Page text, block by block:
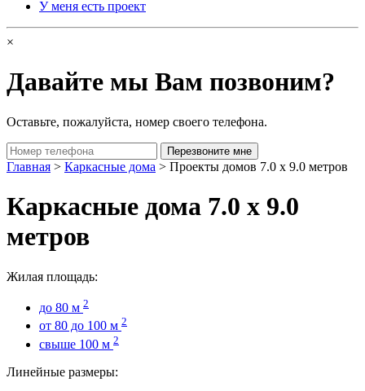
У меня есть проект
×
Давайте мы Вам позвоним?
Оставьте, пожалуйста, номер своего телефона.
Главная > Каркасные дома > Проекты домов 7.0 х 9.0 метров
Каркасные дома 7.0 х 9.0
метров
Жилая площадь:
до 80 м 2
от 80 до 100 м 2
свыше 100 м 2
Линейные размеры: